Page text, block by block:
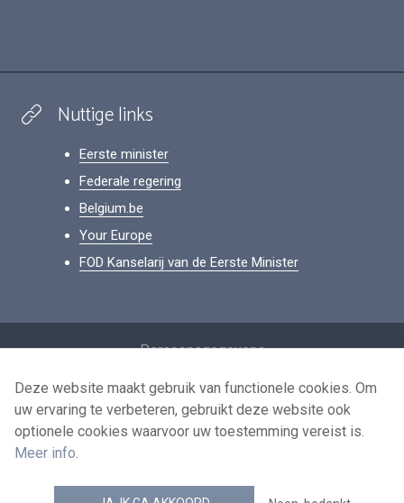
Nuttige links
Eerste minister
Federale regering
Belgium.be
Your Europe
FOD Kanselarij van de Eerste Minister
Persoonsgegevens
Voorwaarden voor het hergebruik
Contacteer ons
news.belgium RSS feed
Deze website maakt gebruik van functionele cookies. Om
uw ervaring te verbeteren, gebruikt deze website ook
optionele cookies waarvoor uw toestemming vereist is.
Meer info.